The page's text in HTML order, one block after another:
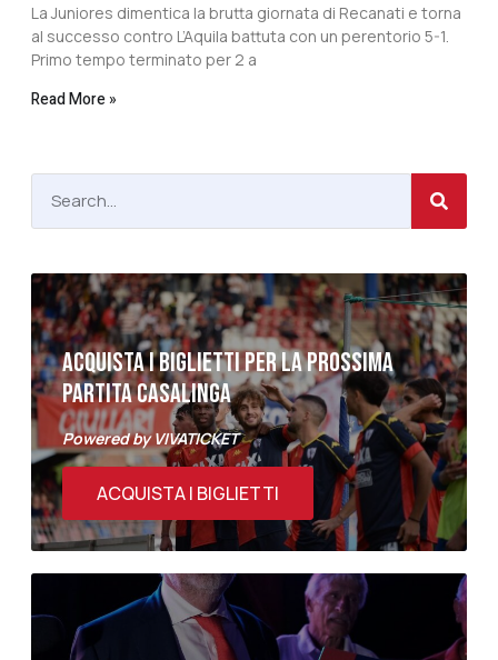
La Juniores dimentica la brutta giornata di Recanati e torna
al successo contro L’Aquila battuta con un perentorio 5-1.
Primo tempo terminato per 2 a
Read More »
ACQUISTA I BIGLIETTI PER LA PROSSIMA
PARTITA CASALINGA
Powered by VIVATICKET
ACQUISTA I BIGLIETTI